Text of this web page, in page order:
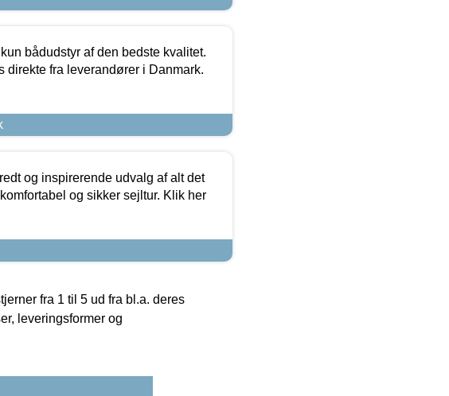
bådudstyr af den bedste kvalitet.
direkte fra leverandører i Danmark.
og inspirerende udvalg af alt det
og sikker sejltur. Klik her
fra 1 til 5 ud fra bl.a. deres
leveringsformer og